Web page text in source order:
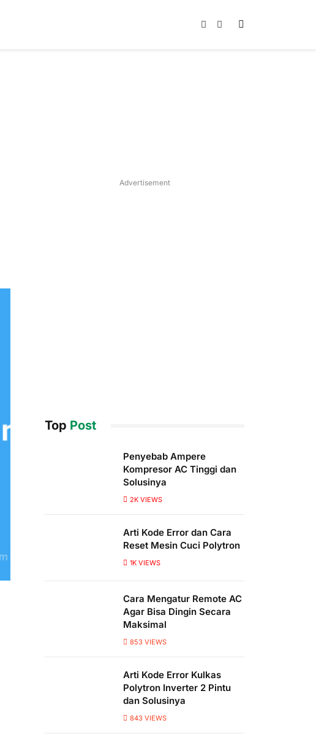
Instagram
TikTok
Advertisement
Top Post
Penyebab Ampere
Kompresor AC Tinggi dan
Solusinya
2K VIEWS
Arti Kode Error dan Cara
Reset Mesin Cuci Polytron
1K VIEWS
Cara Mengatur Remote AC
Agar Bisa Dingin Secara
Maksimal
853 VIEWS
Arti Kode Error Kulkas
Polytron Inverter 2 Pintu
dan Solusinya
843 VIEWS